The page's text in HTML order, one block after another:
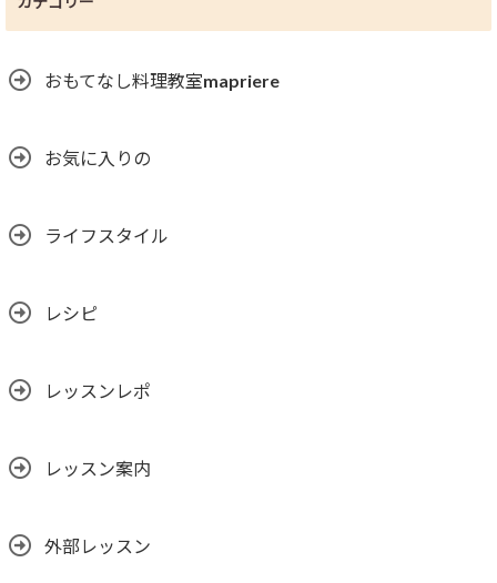
おもてなし料理教室mapriere
お気に入りの
ライフスタイル
レシピ
レッスンレポ
レッスン案内
外部レッスン